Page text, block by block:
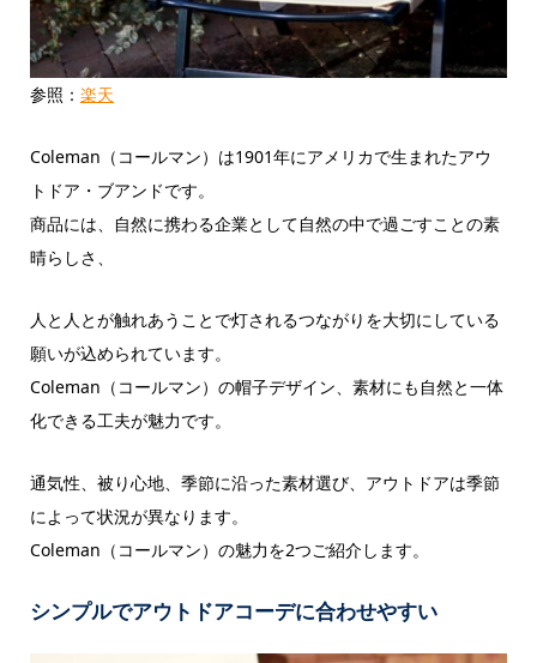
参照： 楽天
Coleman（コールマン）は1901年にアメリカで生まれたアウ
トドア・ブアンドです。
商品には、自然に携わる企業として自然の中で過ごすことの素
晴らしさ、
人と人とが触れあうことで灯されるつながりを大切にしている
願いが込められています。
Coleman（コールマン）の帽子デザイン、素材にも自然と一体
化できる工夫が魅力です。
通気性、被り心地、季節に沿った素材選び、アウトドアは季節
によって状況が異なります。
Coleman（コールマン）の魅力を2つご紹介します。
シンプルでアウトドアコーデに合わせやすい